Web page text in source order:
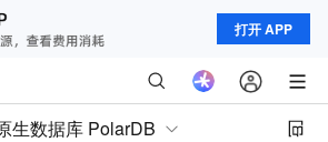
打开 APP
生数据库 PolarDB